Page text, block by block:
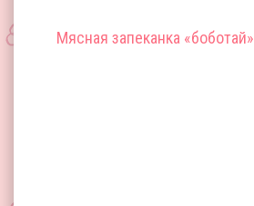
Мясная запеканка «боботай»